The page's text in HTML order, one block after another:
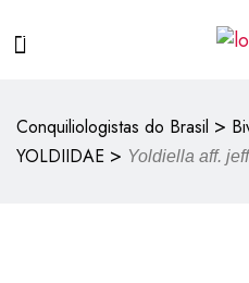
Conquiliologistas do Brasil >
YOLDIIDAE > Yoldiella aff.